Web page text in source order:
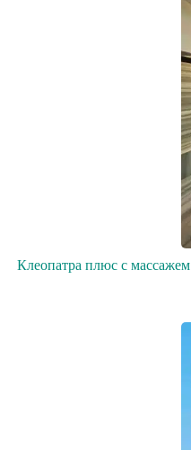
Клеопатра плюс с массажем